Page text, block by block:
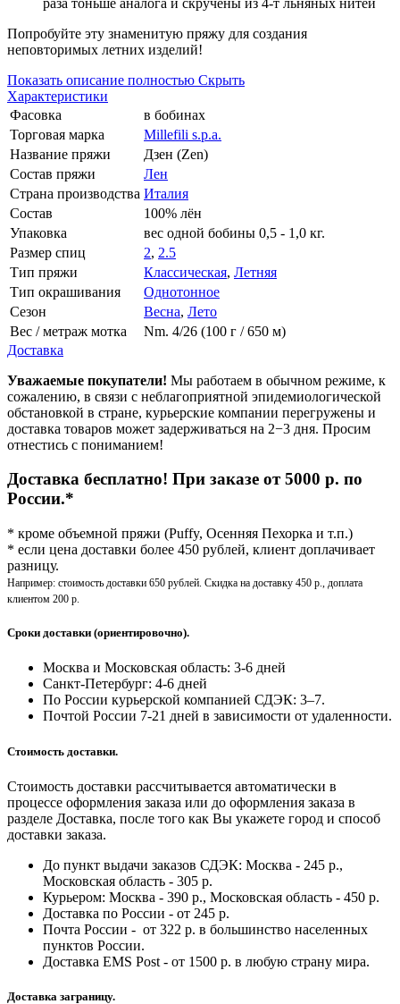
Попробуйте эту знаменитую пряжу для создания
неповторимых летних изделий!
Показать описание полностью Скрыть
Характеристики
Фасовка
в бобинах
Торговая марка
Millefili s.p.a.
Название пряжи
Дзен (Zen)
Состав пряжи
Лен
Страна производства Италия
Состав
100% лён
Упаковка
вес одной бобины 0,5 - 1,0 кг.
Размер спиц
2, 2.5
Тип пряжи
Классическая, Летняя
Тип окрашивания
Однотонное
Сезон
Весна, Лето
Вес / метраж мотка
Nm. 4/26 (100 г / 650 м)
Доставка
Уважаемые покупатели! Мы работаем в обычном режиме, к
сожалению, в связи с неблагоприятной эпидемиологической
обстановкой в стране, курьерские компании перегружены и
доставка товаров может задерживаться на 2−3 дня. Просим
отнестись с пониманием!
Доставка бесплатно! При заказе от 5000 р. по
России.*
* кроме объемной пряжи (Puffy, Осенняя Пехорка и т.п.)
* если цена доставки более 450 рублей, клиент доплачивает
разницу.
Например: стоимость доставки 650 рублей. Скидка на доставку 450 р., доплата
клиентом 200 р.
Сроки доставки (ориентировочно).
Москва и Московская область: 3-6 дней
Санкт-Петербург: 4-6 дней
По России курьерской компанией СДЭК: 3–7.
Почтой России 7-21 дней в зависимости от удаленности.
Стоимость доставки.
Стоимость доставки рассчитывается автоматически в
процессе оформления заказа или до оформления заказа в
разделе Доставка, после того как Вы укажете город и способ
доставки заказа.
До пункт выдачи заказов СДЭК: Москва - 245 р.,
Московская область - 305 р.
Курьером: Москва - 390 р., Московская область - 450 р.
Доставка по России - от 245 р.
Почта России - от 322 р. в большинство населенных
пунктов России.
Доставка EMS Post - от 1500 р. в любую страну мира.
Доставка заграницу.